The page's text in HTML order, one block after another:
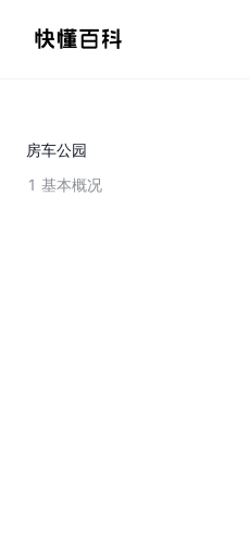
房车公园
1 基本概况